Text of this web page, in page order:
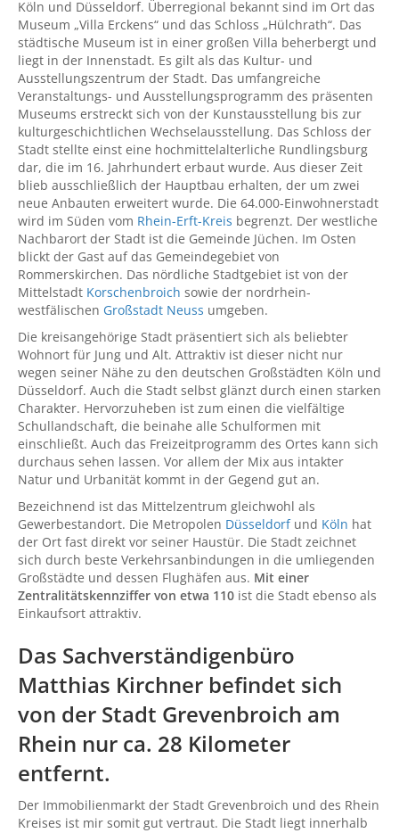
Köln und Düsseldorf. Überregional bekannt sind im Ort das
Museum „Villa Erckens“ und das Schloss „Hülchrath“. Das
städtische Museum ist in einer großen Villa beherbergt und
liegt in der Innenstadt. Es gilt als das Kultur- und
Ausstellungszentrum der Stadt. Das umfangreiche
Veranstaltungs- und Ausstellungsprogramm des präsenten
Museums erstreckt sich von der Kunstausstellung bis zur
kulturgeschichtlichen Wechselausstellung. Das Schloss der
Stadt stellte einst eine hochmittelalterliche Rundlingsburg
dar, die im 16. Jahrhundert erbaut wurde. Aus dieser Zeit
blieb ausschließlich der Hauptbau erhalten, der um zwei
neue Anbauten erweitert wurde. Die 64.000-Einwohnerstadt
wird im Süden vom Rhein-Erft-Kreis begrenzt. Der westliche
Nachbarort der Stadt ist die Gemeinde Jüchen. Im Osten
blickt der Gast auf das Gemeindegebiet von
Rommerskirchen. Das nördliche Stadtgebiet ist von der
Mittelstadt Korschenbroich sowie der nordrhein-
westfälischen Großstadt Neuss umgeben.
Die kreisangehörige Stadt präsentiert sich als beliebter
Wohnort für Jung und Alt. Attraktiv ist dieser nicht nur
wegen seiner Nähe zu den deutschen Großstädten Köln und
Düsseldorf. Auch die Stadt selbst glänzt durch einen starken
Charakter. Hervorzuheben ist zum einen die vielfältige
Schullandschaft, die beinahe alle Schulformen mit
einschließt. Auch das Freizeitprogramm des Ortes kann sich
durchaus sehen lassen. Vor allem der Mix aus intakter
Natur und Urbanität kommt in der Gegend gut an.
Bezeichnend ist das Mittelzentrum gleichwohl als
Gewerbestandort. Die Metropolen Düsseldorfund Köln hat
der Ort fast direkt vor seiner Haustür. Die Stadt zeichnet
sich durch beste Verkehrsanbindungen in die umliegenden
Großstädte und dessen Flughäfen aus. Mit einer
Zentralitätskennziffer von etwa 110 ist die Stadt ebenso als
Einkaufsort attraktiv.
Das Sachverständigenbüro
Matthias Kirchner befindet sich
von der Stadt Grevenbroich am
Rhein nur ca. 28 Kilometer
entfernt.
Der Immobilienmarkt der Stadt Grevenbroich und des Rhein
Kreises ist mir somit gut vertraut. Die Stadt liegt innerhalb